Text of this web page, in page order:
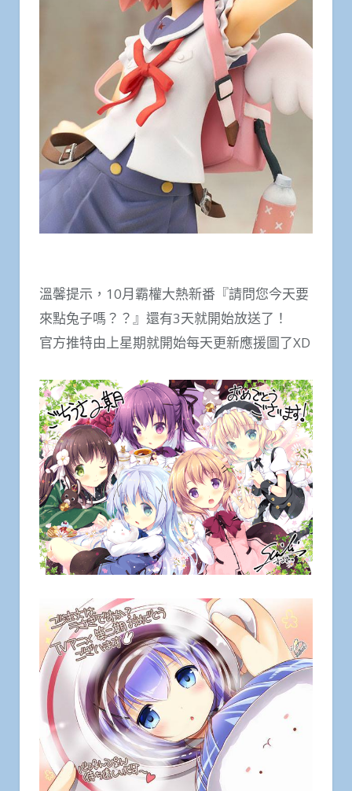
溫馨提示，10月霸權大熱新番『請問您今天要
來點兔子嗎？？』還有3天就開始放送了！
官方推特由上星期就開始每天更新應援圖了XD